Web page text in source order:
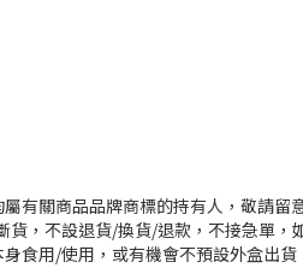
有關商品品牌商標的持有人，敬請留
，不設退貨/換貨/退款，不接急單，
食用/使用，或有機會不預設外盒出